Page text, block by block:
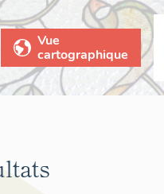
Vue
cartographique